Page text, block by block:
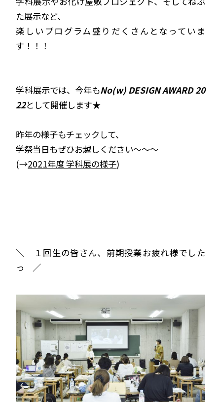
た展示など、
楽しいプログラム盛りだくさんとなっていま
す！！！
学科展示では、今年もNo(w) DESIGN AWARD 20
22として開催します★
昨年の様子もチェックして、
学祭当日もぜひお越しください〜〜〜
(→2021年度 学科展の様子)
＼ １回生の皆さん、前期授業お疲れ様でした
っ ／